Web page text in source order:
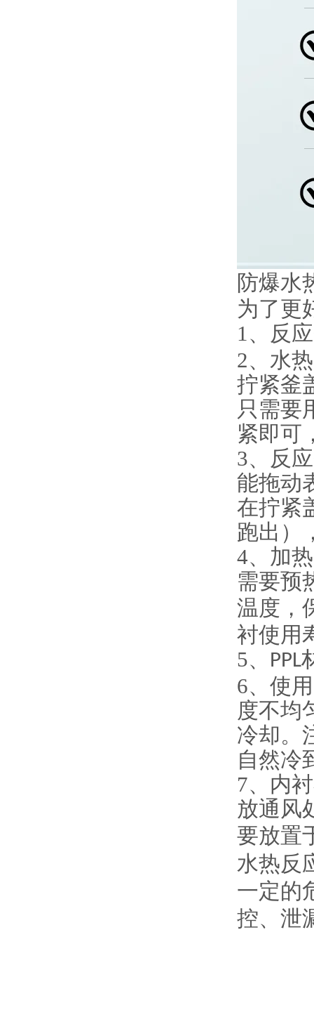
防爆水
为了更
1、 反
2、 水
拧紧釜
只需要
紧即可
3、 反
能拖动
在拧紧
跑出）
4、 加
需要预
温度，
衬使用
5、
PPL
6、 使
度不均
冷却。
自然冷
7、 内
放通风
要放置
水热反
一定的
控、泄